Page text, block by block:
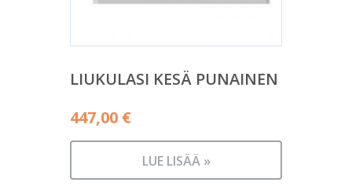
LIUKULASI KESÄ PUNAINEN
447,00 €
LUE LISÄÄ »